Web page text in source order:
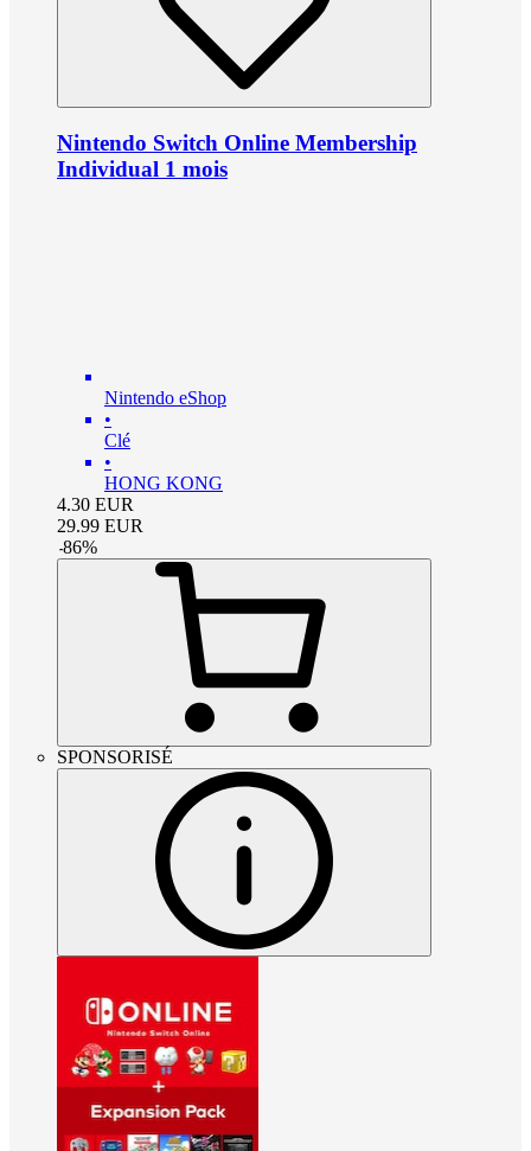
Nintendo Switch Online Membership
Individual 1 mois
Nintendo eShop
•
Clé
•
HONG KONG
4.30 EUR
29.99 EUR
-86%
SPONSORISÉ